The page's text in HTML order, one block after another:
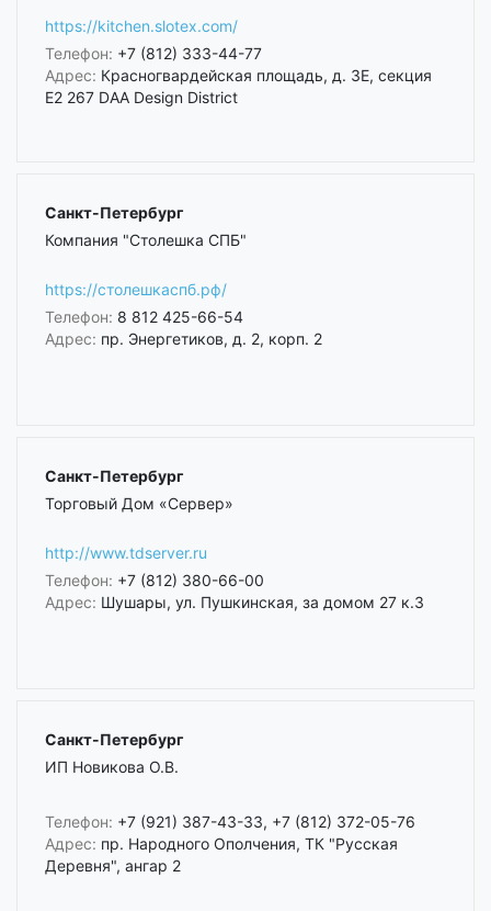
https://kitchen.slotex.com/
Телефон: +7 (812) 333-44-77
Адрес: Красногвардейская площадь, д. 3Е, секция
Е2 267 DAA Design District
Санкт-Петербург
Компания "Столешка СПБ"
https://столешкаспб.рф/
Телефон: 8 812 425-66-54
Адрес: пр. Энергетиков, д. 2, корп. 2
Санкт-Петербург
Торговый Дом «Сервер»
http://www.tdserver.ru
Телефон: +7 (812) 380-66-00
Адрес: Шушары, ул. Пушкинская, за домом 27 к.3
Санкт-Петербург
ИП Новикова О.В.
Телефон: +7 (921) 387-43-33, +7 (812) 372-05-76
Адрес: пр. Народного Ополчения, ТК "Русская
Деревня", ангар 2